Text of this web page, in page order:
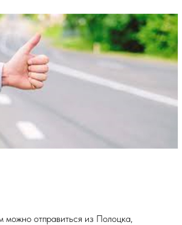
можно отправиться из Полоцка,